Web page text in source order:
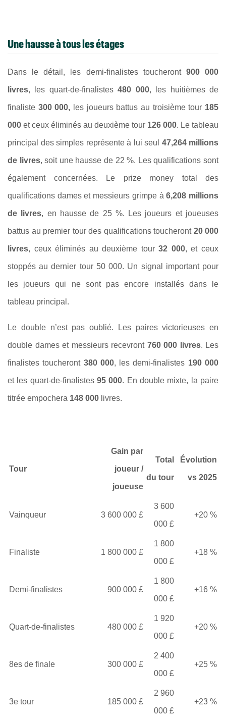
Une hausse à tous les étages
Dans le détail, les demi-finalistes toucheront 900 000
livres, les quart-de-finalistes480 000, les huitièmes de
finaliste 300 000, les joueurs battus au troisième tour 185
000 et ceux éliminés au deuxième tour 126 000. Le tableau
principal des simples représente à lui seul 47,264 millions
de livres, soit une hausse de 22 %. Les qualifications sont
également concernées. Le prize money total des
qualifications dames et messieurs grimpe à6,208 millions
de livres, en hausse de 25 %. Les joueurs et joueuses
battus au premier tour des qualifications toucheront 20 000
livres, ceux éliminés au deuxième tour32 000, et ceux
stoppés au dernier tour 50 000. Un signal important pour
les joueurs qui ne sont pas encore installés dans le
tableau principal.
Le double n’est pas oublié. Les paires victorieuses en
double dames et messieurs recevront 760 000 livres. Les
finalistes toucheront 380 000, les demi-finalistes 190 000
et les quart-de-finalistes 95 000. En double mixte, la paire
titrée empochera 148 000 livres.
Tour
Gain par
joueur /
joueuse
Total
du tour
Évolution
vs 2025
Vainqueur 3 600 000 £
3 600
000 £
+20 %
Finaliste 1 800 000 £
1 800
000 £
+18 %
Demi-finalistes 900 000 £
1 800
000 £
+16 %
Quart-de-finalistes 480 000 £
1 920
000 £
+20 %
8es de finale 300 000 £
2 400
000 £
+25 %
3e tour 185 000 £
2 960
000 £
+23 %